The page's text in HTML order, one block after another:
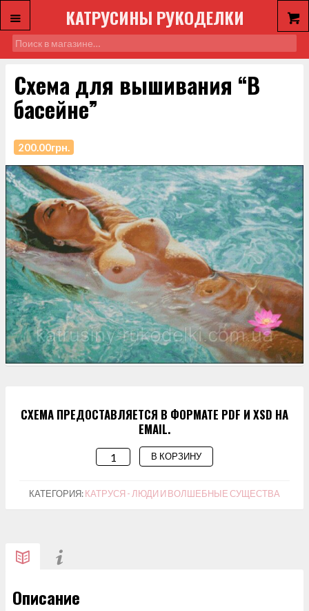
КАТРУСИНЫ РУКОДЕЛКИ
Схема для вышивания “В
басейне”
200.00грн.
СХЕМА ПРЕДОСТАВЛЯЕТСЯ В ФОРМАТЕ PDF И XSD НА
EMAIL.
КОЛИЧЕСТВО
СХЕМА
ДЛЯ
В КОРЗИНУ
КАТЕГОРИЯ:КАТРУСЯ - ЛЮДИ И ВОЛШЕБНЫЕ СУЩЕСТВА
Описание